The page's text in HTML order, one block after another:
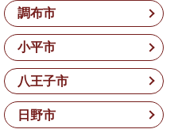
調布市
小平市
八王子市
日野市